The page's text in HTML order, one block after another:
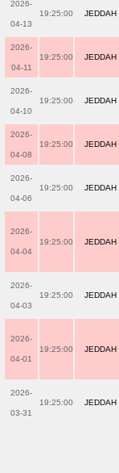
2026-
04-13
19:25:00 JEDDAH
2026-
04-11
19:25:00 JEDDAH
2026-
04-10
19:25:00 JEDDAH
2026-
04-08
19:25:00 JEDDAH
2026-
04-06
19:25:00 JEDDAH
2026-
04-04
19:25:00 JEDDAH
2026-
04-03
19:25:00 JEDDAH
2026-
04-01
19:25:00 JEDDAH
2026-
03-31
19:25:00 JEDDAH